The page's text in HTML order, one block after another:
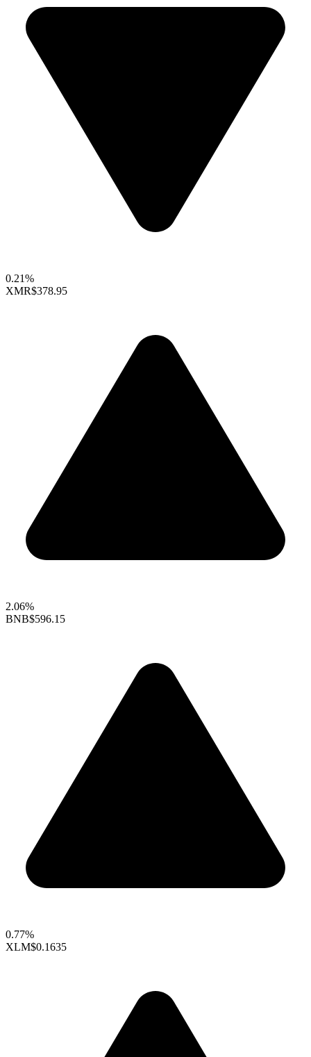
0.21%
XMR$378.95
2.06%
BNB$596.15
0.77%
XLM$0.1635